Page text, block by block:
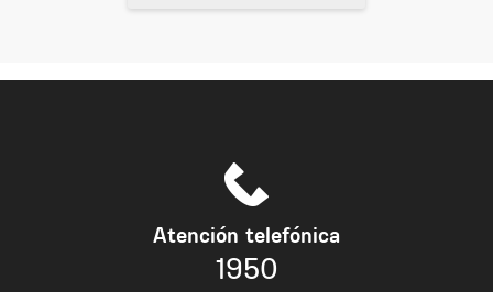
Atención telefónica
1950